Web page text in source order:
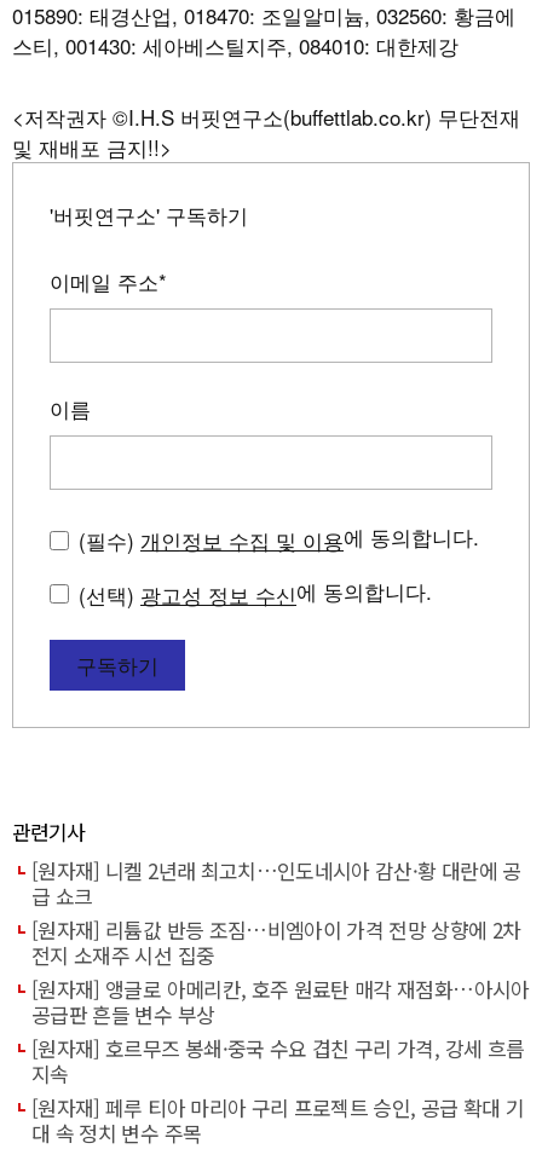
015890: 태경산업, 018470: 조일알미늄, 032560: 황금에
스티, 001430: 세아베스틸지주, 084010: 대한제강
<저작권자 ©I.H.S 버핏연구소(buffettlab.co.kr) 무단전재
및 재배포 금지!!>
'버핏연구소' 구독하기
이메일 주소*
이름
(필수) 개인정보 수집 및 이용에 동의합니다.
(선택) 광고성 정보 수신에 동의합니다.
구독하기
관련기사
[원자재] 니켈 2년래 최고치…인도네시아 감산·황 대란에 공
급 쇼크
[원자재] 리튬값 반등 조짐…비엠아이 가격 전망 상향에 2차
전지 소재주 시선 집중
[원자재] 앵글로 아메리칸, 호주 원료탄 매각 재점화…아시아
공급판 흔들 변수 부상
[원자재] 호르무즈 봉쇄·중국 수요 겹친 구리 가격, 강세 흐름
지속
[원자재] 페루 티아 마리아 구리 프로젝트 승인, 공급 확대 기
대 속 정치 변수 주목